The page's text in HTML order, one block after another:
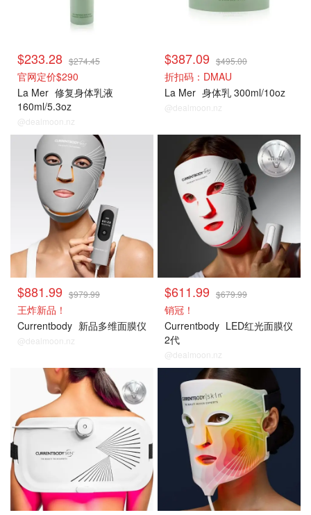
$233.28 $274.45
官网定价$290
La Mer 修复身体乳液
160ml/5.3oz
@dealmoon.nz
$387.09 $495.00
折扣码：DMAU
La Mer 身体乳 300ml/10oz
@dealmoon.nz
$881.99 $979.99
王炸新品！
Currentbody 新品多维面膜仪
@dealmoon.nz
$611.99 $679.99
销冠！
Currentbody LED红光面膜仪
2代
@dealmoon.nz